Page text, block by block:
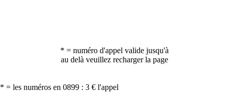
* = numéro d'appel valide jusqu'à
au delà veuillez recharger la page
* = les numéros en 0899 : 3 € l'appel